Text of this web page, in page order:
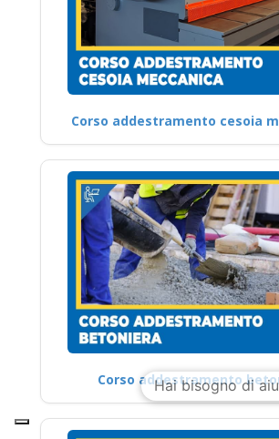
Corso addestramento cesoia
Corso addestramento